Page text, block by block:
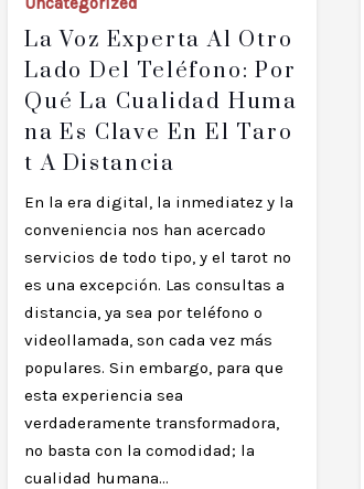
La Voz Experta Al Otro
Lado Del Teléfono: Por
Qué La Cualidad Huma
Na Es Clave En El Taro
T A Distancia
En la era digital, la inmediatez y la
conveniencia nos han acercado
servicios de todo tipo, y el tarot no
es una excepción. Las consultas a
distancia, ya sea por teléfono o
videollamada, son cada vez más
populares. Sin embargo, para que
esta experiencia sea
verdaderamente transformadora,
no basta con la comodidad; la
cualidad humana…